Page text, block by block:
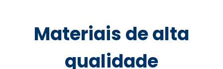
Materiais de alta
qualidade